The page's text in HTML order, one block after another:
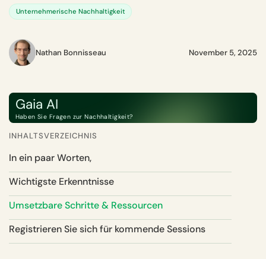
Unternehmerische Nachhaltigkeit
Nathan Bonnisseau November 5, 2025
Gaia AI
Haben Sie Fragen zur Nachhaltigkeit?
INHALTSVERZEICHNIS
In ein paar Worten,
Wichtigste Erkenntnisse
Umsetzbare Schritte & Ressourcen
Registrieren Sie sich für kommende Sessions